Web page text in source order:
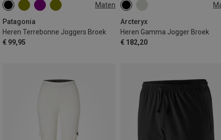
Maten
Patagonia
Heren Terrebonne Joggers Broek
€ 99,95
S M L XL
Arcteryx
Heren Gamma Jogger Broek
€ 182,20
S M